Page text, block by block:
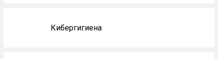
Кибергигиена